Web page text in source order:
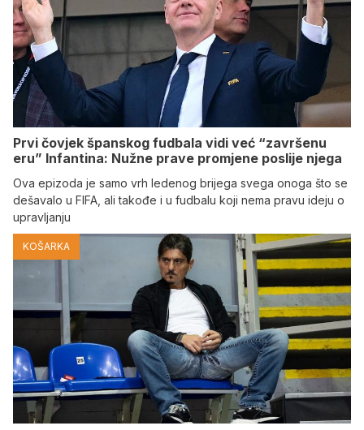
Prvi čovjek španskog fudbala vidi već “završenu
eru” Infantina: Nužne prave promjene poslije njega
Ova epizoda je samo vrh ledenog brijega svega onoga što se
dešavalo u FIFA, ali takođe i u fudbalu koji nema pravu ideju o
upravljanju
KOŠARKA